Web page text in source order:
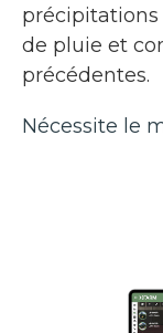
de pluie et
précédentes.
Nécessite le